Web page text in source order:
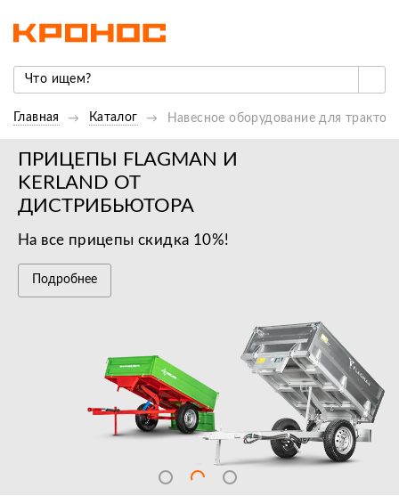
Главная Каталог Навесное оборудование для
ПРИЦЕПЫ FLAGMAN И
KERLAND ОТ
ДИСТРИБЬЮТОРА
На все прицепы скидка 10%!
Подробнее